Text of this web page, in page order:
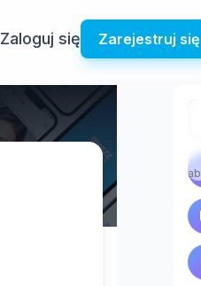
Zaloguj się Zarejestruj się